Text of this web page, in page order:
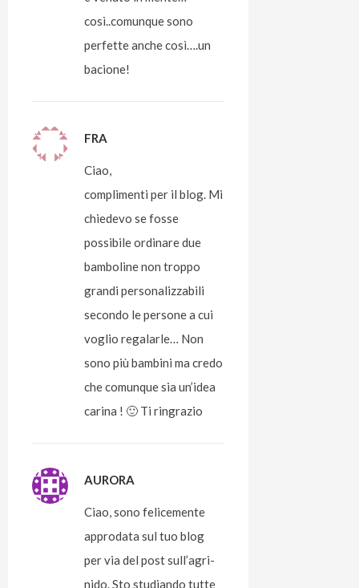
così..comunque sono
perfette anche così….un
bacione!
FRA
Ciao,
complimenti per il blog. Mi
chiedevo se fosse
possibile ordinare due
bamboline non troppo
grandi personalizzabili
secondo le persone a cui
voglio regalarle… Non
sono più bambini ma credo
che comunque sia un’idea
carina ! 🙂 Ti ringrazio
AURORA
Ciao, sono felicemente
approdata sul tuo blog
per via del post sull’agri-
nido. Sto studiando tutte